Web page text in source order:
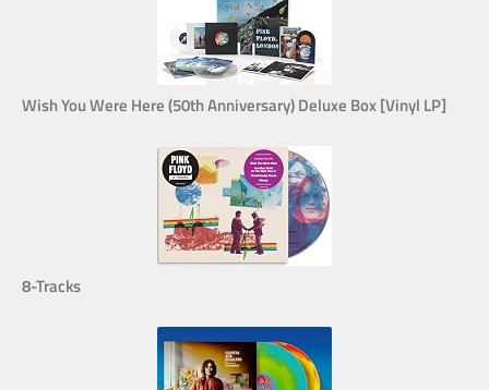
Wish You Were Here (50th Anniversary) Deluxe Box [Vinyl LP]
8-Tracks